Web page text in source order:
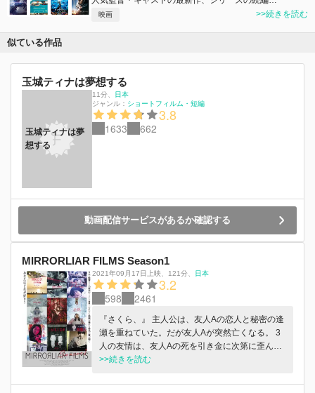
映画 >>続きを読む
似ている作品
玉城ティナは夢想する
玉城ティナは夢
想する
11分
日本
ジャンル： ショートフィルム・短編
3.8
1633 662
動画配信サービスがあるか確認する
MIRRORLIAR FILMS Season1
2021年09月17日上映 121分 日本
3.2
598 2461
『さくら、』 主人公は、友人Aの恋人と秘密の逢
瀬を重ねていた。だが友人Aが突然亡くなる。 3
人の友情は、友人Aの死を引き金に次第に歪んで
いく。 『Petto』 高校生の春乃は親の希望通り国
だが、本音を打ち明けられずにいた。そんな春乃
>>続きを読む